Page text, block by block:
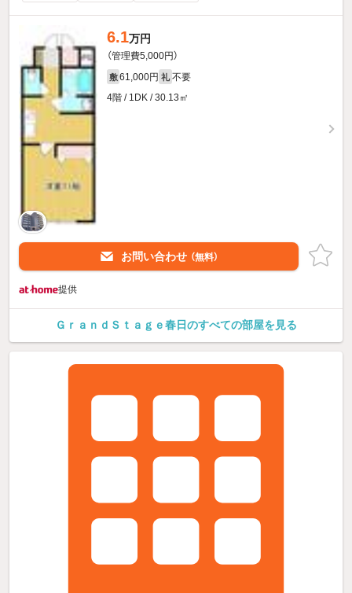
6.1万円
（管理費5,000円）
敷 61,000円 礼 不要
4階 / 1DK / 30.13㎡
お問い合わせ （無料）
提供
ＧｒａｎｄＳｔａｇｅ春日のすべての部屋を見る